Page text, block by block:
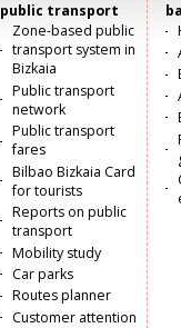
public transport
Zone-based public
transport system in
Bizkaia
Public transport
network
Public transport
fares
Bilbao Bizkaia Card
for tourists
Reports on public
transport
Mobility study
Car parks
Routes planner
Customer attention